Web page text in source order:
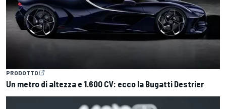
PRODOTTO
Un metro di altezza e 1.600 CV: ecco la Bugatti Destrier